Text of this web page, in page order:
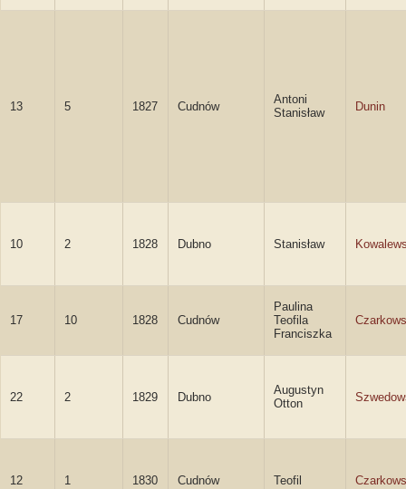
13 5 1827 Cudnów
Antoni
Stanisław
Dunin
10 2 1828 Dubno Stanisław
17 10 1828 Cudnów
Paulina
Teofila
Franciszka
22 2 1829 Dubno
Augustyn
Otton
12 1 1830 Cudnów Teofil